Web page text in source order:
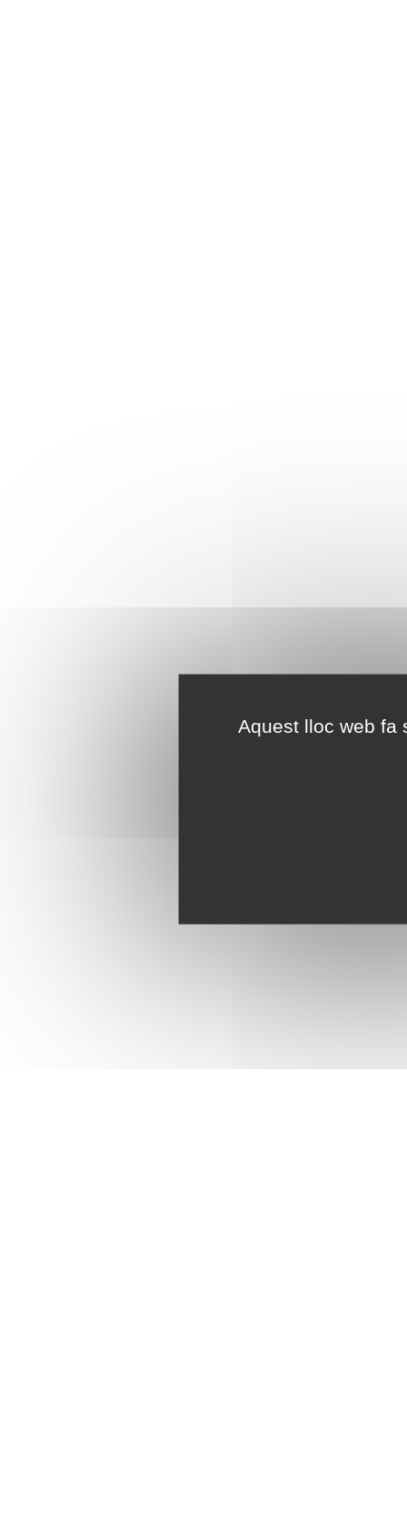
Aquest lloc web fa